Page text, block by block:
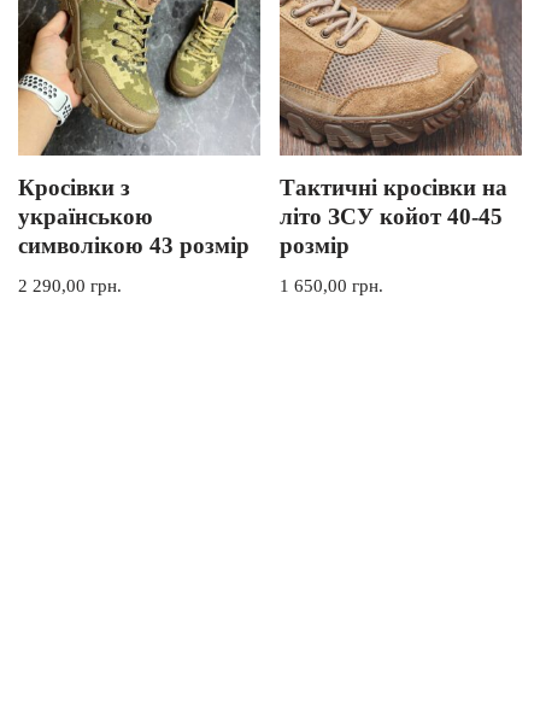
Кросівки з
українською
символікою 43 розмір
2 290,00 грн.
Тактичні кросівки на
літо ЗСУ койот 40-45
розмір
1 650,00грн.